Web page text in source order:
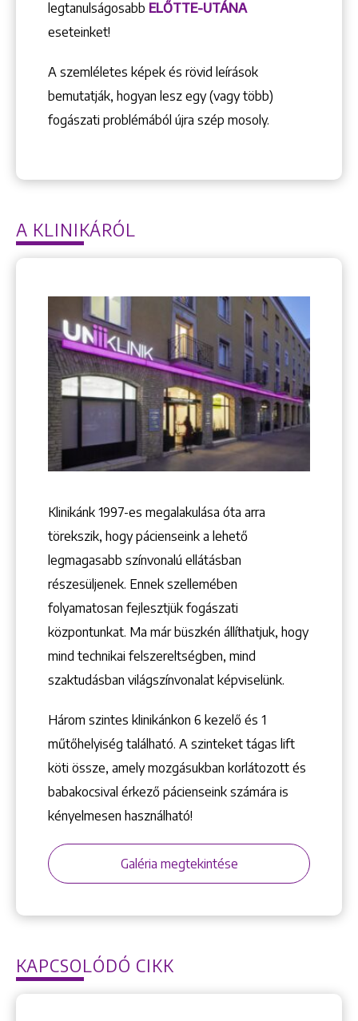
+36 1 222 7250
+36 1 222 9150
1148 Budapest, Örs vezér tere 2.
legtanulságosabb ELŐTTE-UTÁNA
eseteinket!
A szemléletes képek és rövid leírások
bemutatják, hogyan lesz egy (vagy több)
fogászati problémából újra szép mosoly.
A KLINIKÁRÓL
Klinikánk 1997-­es megalakulása óta arra
törekszik, hogy pácienseink a lehető
legmagasabb színvonalú ellátásban
részesüljenek. Ennek szellemében
folyamatosan fejlesztjük fogászati
központunkat. Ma már büszkén állíthatjuk, hogy
mind technikai felszereltségben, mind
szaktudásban világszínvonalat képviselünk.
Három szintes klinikánkon 6 kezelő ­és 1
műtőhelyiség található. A szinteket tágas lift
köti össze, amely mozgásukban korlátozott és
babakocsival érkező pácienseink számára is
kényelmesen használható!
Galéria megtekintése
KAPCSOLÓDÓ CIKK